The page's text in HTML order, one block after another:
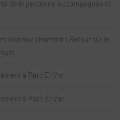
de la personne accompagnée et
oiseaux chantent : Retour sur le
à Parc Er Vor
à Parc Er Vor